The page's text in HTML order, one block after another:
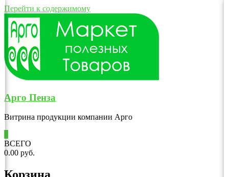
Перейти к содержимому
Арго Пенза
Витрина продукции компании Арго
ВСЕГО
0.00 руб.